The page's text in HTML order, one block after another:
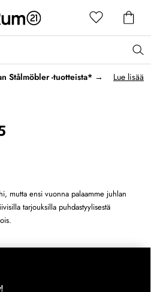
Stålmöbler -tuotteista* → Lue lisää
mutta ensi vuonna palaamme juhlan
tarjouksilla puhdastyylisestä